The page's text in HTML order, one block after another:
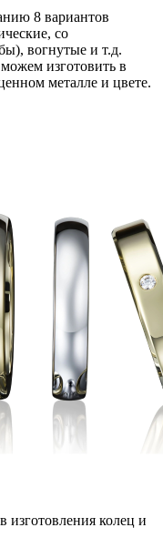
8 вариантов
со
вогнутые и т.д.
изготовить в
металле и цвете.
изготовления колец и